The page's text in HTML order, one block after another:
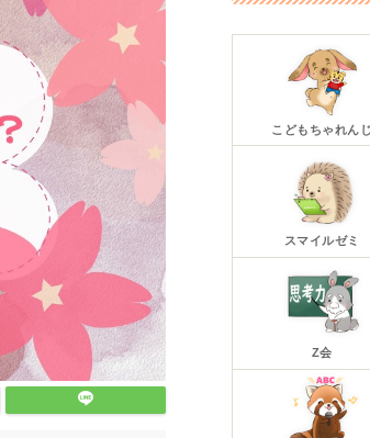
こどもちゃれんじ
スマイルゼミ
Z会